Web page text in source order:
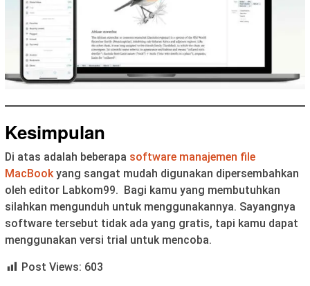
Kesimpulan
Di atas adalah beberapa software manajemen file
MacBook yang sangat mudah digunakan dipersembahkan
oleh editor Labkom99. Bagi kamu yang membutuhkan
silahkan mengunduh untuk menggunakannya. Sayangnya
software tersebut tidak ada yang gratis, tapi kamu dapat
menggunakan versi trial untuk mencoba.
Post Views: 603